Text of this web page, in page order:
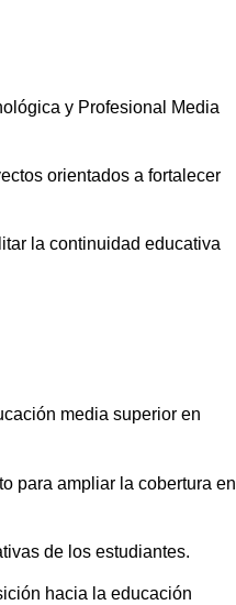
y Profesional Media
orientados a fortalecer
la continuidad educativa
media superior en
para ampliar la cobertura en
de los estudiantes.
hacia la educación